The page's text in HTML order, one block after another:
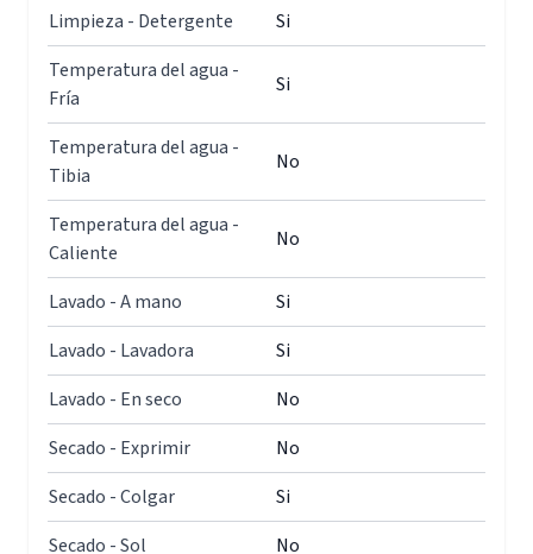
Limpieza - Detergente
Si
Temperatura del agua -
Fría
Si
Temperatura del agua -
Tibia
No
Temperatura del agua -
Caliente
No
Lavado - A mano
Si
Lavado - Lavadora
Si
Lavado - En seco
No
Secado - Exprimir
No
Secado - Colgar
Si
Secado - Sol
No